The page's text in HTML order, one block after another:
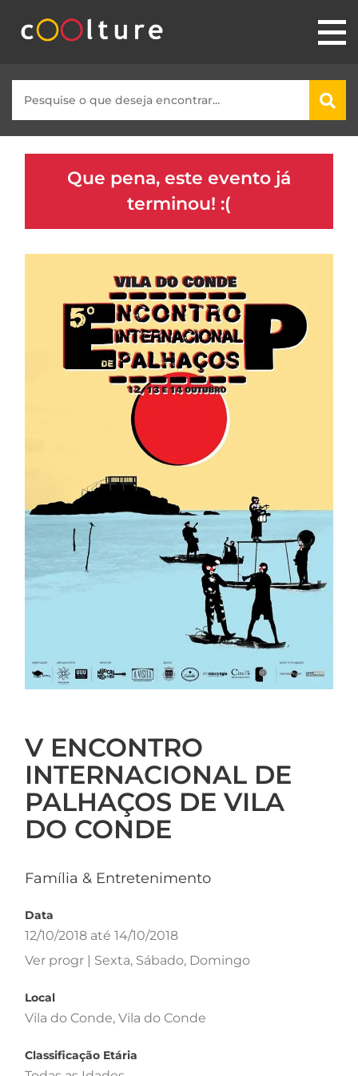
Que pena, este evento já
terminou! :(
V ENCONTRO
INTERNACIONAL DE
PALHAÇOS DE VILA
DO CONDE
Família & Entretenimento
Data
12/10/2018 até 14/10/2018
Ver progr | Sexta, Sábado, Domingo
Local
Vila do Conde, Vila do Conde
Classificação Etária